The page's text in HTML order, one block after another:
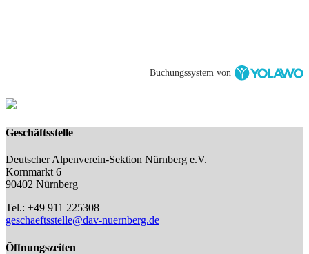
Buchungssystem von
Geschäftsstelle
Deutscher Alpenverein-Sektion Nürnberg e.V.
Kornmarkt 6
90402 Nürnberg
Tel.: +49 911 225308
geschaeftsstelle@dav-nuernberg.de
Öffnungszeiten